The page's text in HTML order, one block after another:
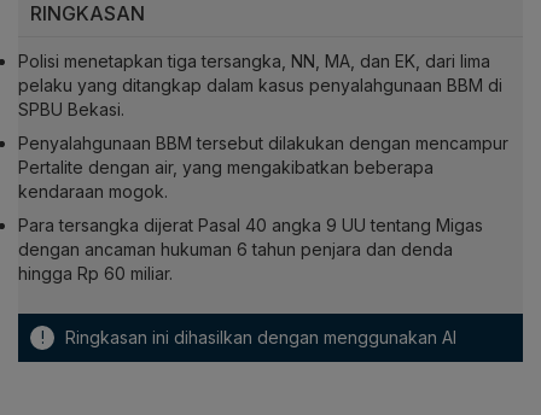
RINGKASAN
Polisi menetapkan tiga tersangka, NN, MA, dan EK, dari lima
pelaku yang ditangkap dalam kasus penyalahgunaan BBM di
SPBU Bekasi.
Penyalahgunaan BBM tersebut dilakukan dengan mencampur
Pertalite dengan air, yang mengakibatkan beberapa
kendaraan mogok.
Para tersangka dijerat Pasal 40 angka 9 UU tentang Migas
dengan ancaman hukuman 6 tahun penjara dan denda
hingga Rp 60 miliar.
! Ringkasan ini dihasilkan dengan menggunakan AI